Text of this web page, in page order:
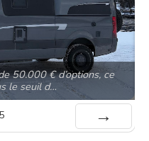
50.000 € d’options, ce
le seuil d…
5